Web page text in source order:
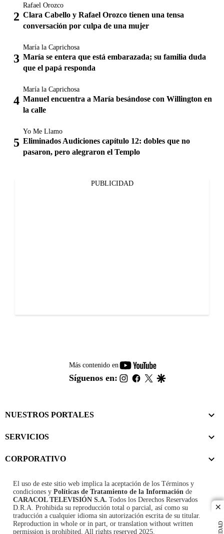
Rafael Orozco
Clara Cabello y Rafael Orozco tienen una tensa
conversación por culpa de una mujer
María la Caprichosa
María se entera que está embarazada; su familia duda
que el papá responda
María la Caprichosa
Manuel encuentra a María besándose con Willington en
la calle
Yo Me Llamo
Eliminados Audiciones capítulo 12: dobles que no
pasaron, pero alegraron el Templo
PUBLICIDAD
Más contenido en
youtube-
footer
Síguenos en: instagram
facebook
twitter
NUESTROS PORTALES
SERVICIOS
CORPORATIVO
El uso de este sitio web implica la aceptación de los Términos y
condiciones y Políticas de Tratamiento de la Información de
CARACOL TELEVISIÓN S.A. Todos los Derechos Reservados
D.R.A. Prohibida su reproducción total o parcial, así como su
traducción a cualquier idioma sin autorización escrita de su titular.
Reproduction in whole or in part, or translation without written
permission is prohibited. All rights reserved 2025.